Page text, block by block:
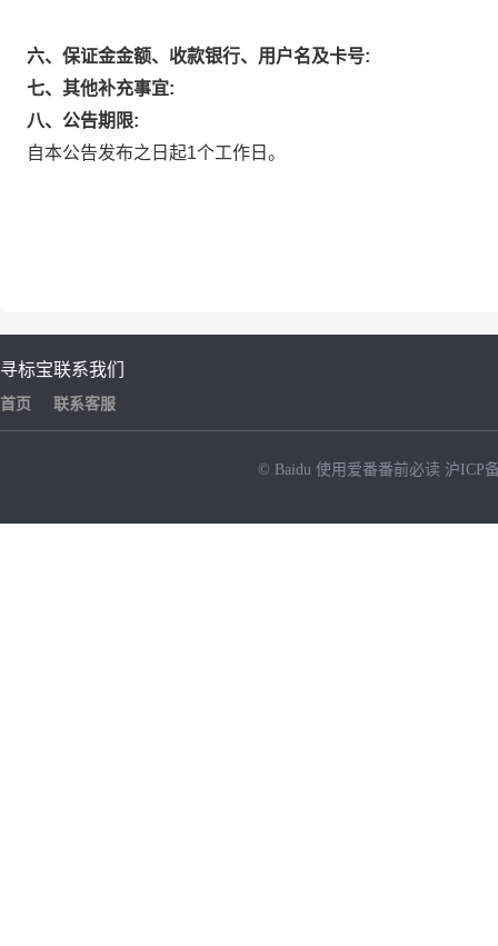
六、保证金金额、收款银行、用户名及卡号:
七、其他补充事宜:
八、公告期限:
自本公告发布之日起1个工作日。
寻标宝
首页
联系我们
联系客服
© Baidu 使用爱番番前必读 沪ICP